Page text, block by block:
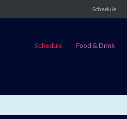
Schedule
Schedule Food & Drink